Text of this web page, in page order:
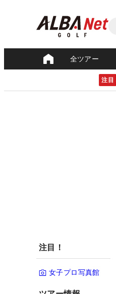
全ツアー
注目
注目！
女子プロ写真館